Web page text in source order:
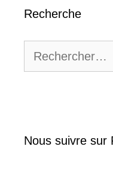
Recherche
Nous suivre sur